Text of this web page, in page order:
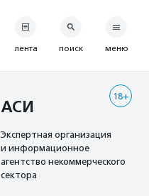
лента поиск меню
18+
АСИ
Экспертная организация
и информационное
агентство некоммерческого
сектора